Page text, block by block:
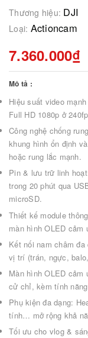
Thương hiệu: DJI
Loại: Actioncam
7.360.000₫
Mô tả :
Hiệu suất video
Full HD 1080p ở
Công nghệ chống
khung hình ổn định
hoặc rung lắc mạnh.
Pin & lưu trữ linh
trong 20 phút qua
microSD.
Thiết kế module
màn hình OLED cảm
Kết nối nam châm
vị trí (trán, ngực,
Màn hình OLED
cử chỉ, kèm tính
Phụ kiện đa dạng:
tính… mở rộng khả
Tối ưu cho vlog &